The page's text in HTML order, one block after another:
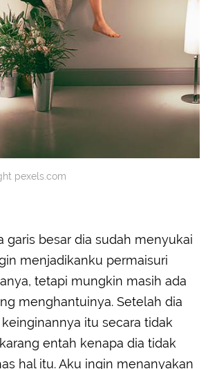
pexels.com
garis besar dia sudah menyukai
menjadikanku permaisuri
tetapi mungkin masih ada
menghantuinya. Setelah dia
itu secara tidak
entah kenapa dia tidak
hal itu. Aku ingin menanyakan